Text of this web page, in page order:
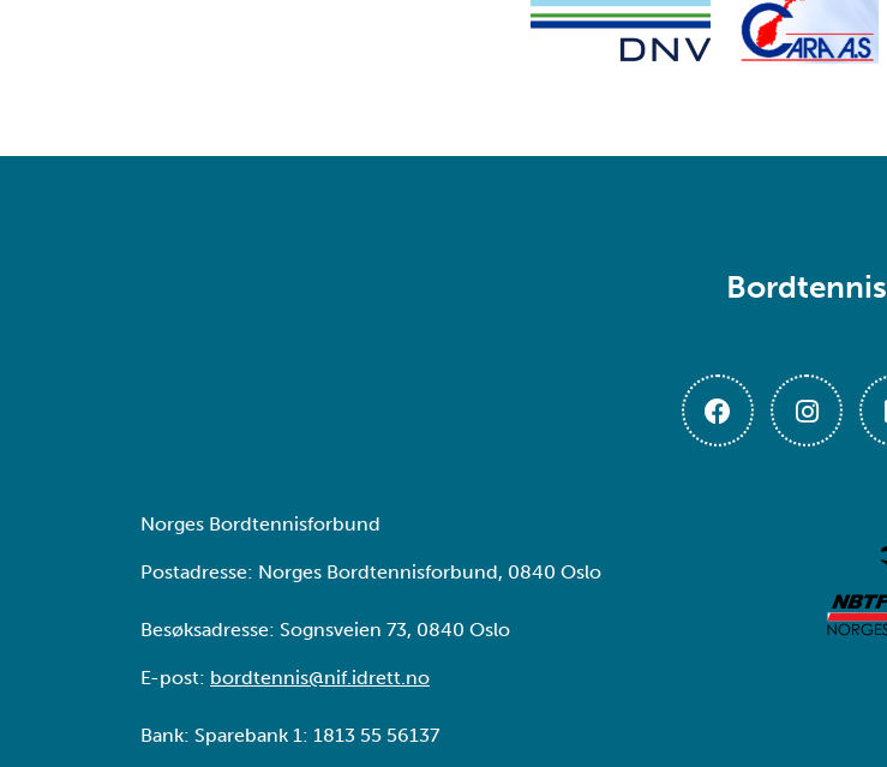
Bordtennis
Norges Bordtennisforbund
Postadresse: Norges Bordtennisforbund, 0840 Oslo
Besøksadresse: Sognsveien 73, 0840 Oslo
E-post: bordtennis@nif.idrett.no
Bank: Sparebank 1: 1813 55 56137